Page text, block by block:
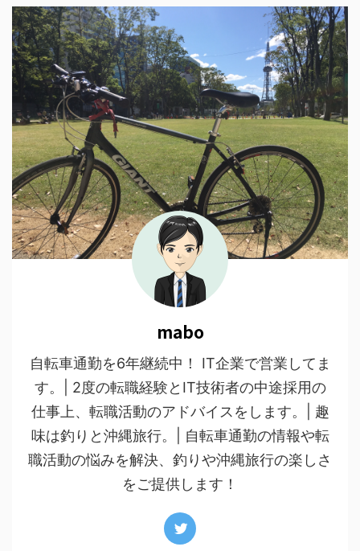
mabo
自転車通勤を6年継続中！ IT企業で営業してま
す。| 2度の転職経験とIT技術者の中途採用の
仕事上、転職活動のアドバイスをします。| 趣
味は釣りと沖縄旅行。| 自転車通勤の情報や転
職活動の悩みを解決、釣りや沖縄旅行の楽しさ
をご提供します！